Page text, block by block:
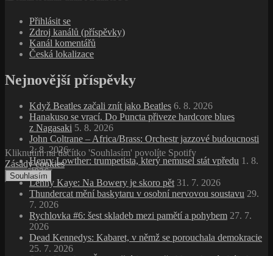
Kliknutím na tlačítko 'Souhlasím' povolíte Spotify
Zásady cookies
Souhlasím
Přihlásit se
Zdroj kanálů (příspěvky)
Kanál komentářů
Česká lokalizace
Nejnovější příspěvky
Když Beatles začali znít jako Beatles 6. 8. 2026
Hanakuso se vrací. Do Puncta přiveze hardcore blues
z Nagasaki 5. 8. 2026
John Coltrane – Africa/Brass: Orchestr jazzové budoucnosti
2. 8. 2026
Henry Lowther: trumpetista, který nemusel stát vpředu 1. 8.
2026
Lenny Kaye: Na Bowery je skoro pět 31. 7. 2026
Thundercat mění baskytaru v osobní nervovou soustavu 29.
7. 2026
Rychlovka #6: šest skladeb mezi pamětí a pohybem 27. 7.
2026
Dead Kennedys: Kabaret, v němž se porouchala demokracie
25. 7. 2026